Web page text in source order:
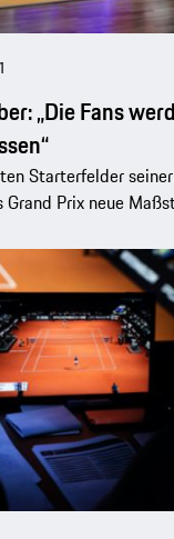
„Die Fans
Starterfelder
Grand Prix neue